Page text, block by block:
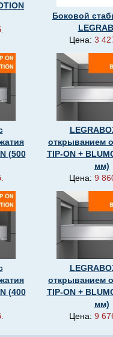
Боковой
Цена: 3
(500
открыванием
TIP-ON +
мм)
Цена: 9
(400
открыванием
TIP-ON +
мм)
Цена: 9